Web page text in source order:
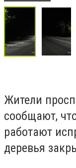
Жители
сообщают,
работают
деревья